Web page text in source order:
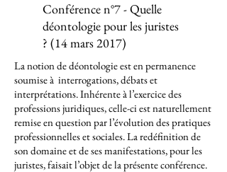
Conférence n°7 - Quelle
déontologie pour les juristes
? (14 mars 2017)
La notion de déontologie est en permanence
soumise à interrogations, débats et
interprétations. Inhérente à l’exercice des
professions juridiques, celle-ci est naturellement
remise en question par l’évolution des pratiques
professionnelles et sociales. La redéfinition de
son domaine et de ses manifestations, pour les
juristes, faisait l’objet de la présente conférence.